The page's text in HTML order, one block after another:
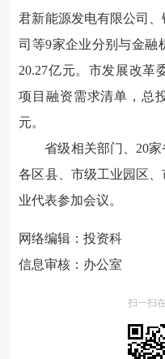
君新能源发电有限公司
司等9家企业分别与金融
20.27亿元。市发展改革
项目融资需求清单，总
元。
省级相关部门、20家
各区县、市级工业园区
业代表参加会议。
网络编辑：投资科
信息审核：办公室
扫一扫